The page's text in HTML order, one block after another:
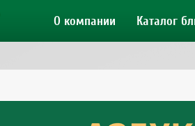
О компании Каталог